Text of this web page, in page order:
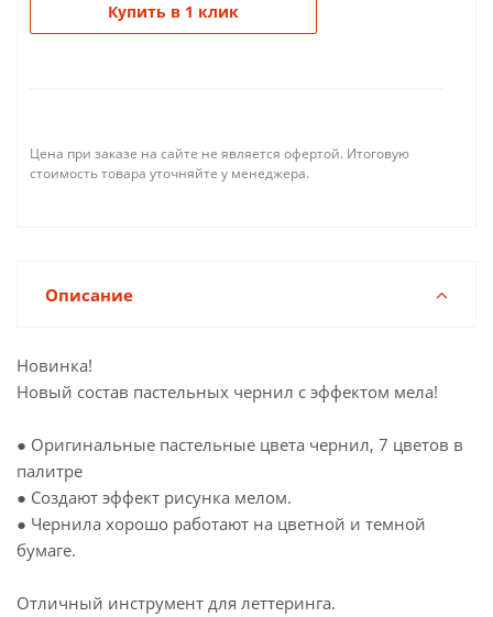
Купить в 1 клик
Цена при заказе на сайте не является офертой. Итоговую
стоимость товара уточняйте у менеджера.
Описание
Новинка!
Новый состав пастельных чернил с эффектом мела!
● Оригинальные пастельные цвета чернил, 7 цветов в
палитре
● Создают эффект рисунка мелом.
● Чернила хорошо работают на цветной и темной
бумаге.
Отличный инструмент для леттеринга.